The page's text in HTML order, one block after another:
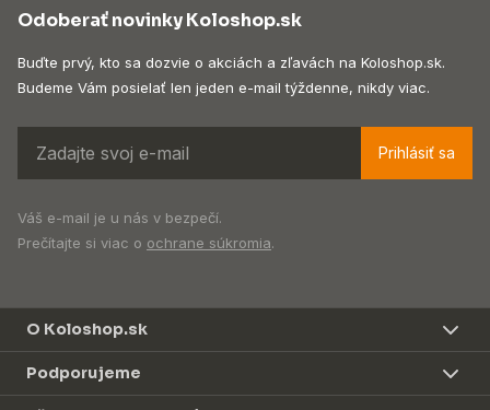
Odoberať novinky Koloshop.sk
Buďte prvý, kto sa dozvie o akciách a zľavách na Koloshop.sk.
Budeme Vám posielať len jeden e-mail týždenne, nikdy viac.
Prihlásiť sa
Váš e-mail je u nás v bezpečí.
Prečítajte si viac o ochrane súkromia.
O Koloshop.sk
Podporujeme